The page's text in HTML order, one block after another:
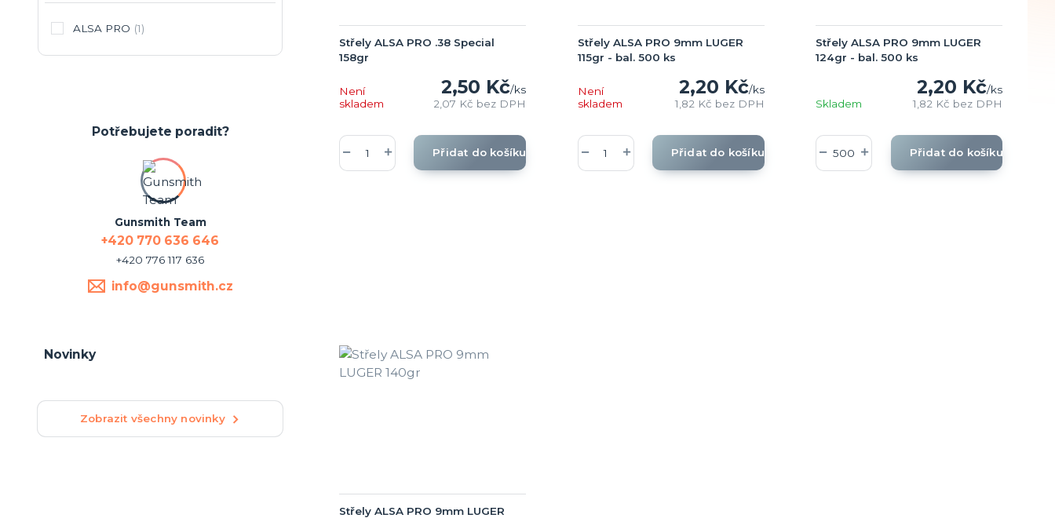
Střely ALSA PRO .38 Special
158gr
2,50 Kč/ks
2,07 Kč bez DPH
Není
skladem
Přidat do košíku
Střely ALSA PRO 9mm LUGER
115gr - bal. 500 ks
2,20 Kč/ks
1,82 Kč bez DPH
Není
skladem
Přidat do košíku
Střely ALSA PRO 9mm LUGER
124gr - bal. 500 ks
2,20 Kč/ks
1,82 Kč bez DPH
Skladem
Přidat do košíku
Střely ALSA PRO 9mm LUGER
ALSA PRO (1)
Potřebujete poradit?
Gunsmith Team
+420 770 636 646
+420 776 117 636
info@gunsmith.cz
Novinky
Zobrazit všechny novinky